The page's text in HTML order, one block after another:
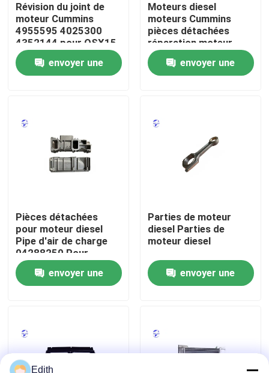
Aperçu
Produits
Visite d'usine
Contrôle de la qualité
Contact
Demande de soumission
Moteur de
Cummins Engine
Révision du joint de
moteur Cummins
4955595 4025300
4352144 pour QSX15
ISX15
envoyer une
Moteurs diesel
moteurs Cummins
pièces détachées
réparation moteur
envoyer une
Pièces détachées
pour moteur diesel
Pipe d'air de charge
04288250 Pour
moteur Deutz
envoyer une
Parties de moteur
diesel Parties de
moteur diesel
envoyer une
Edith